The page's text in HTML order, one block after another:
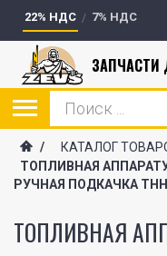
22% НДС 7% НДС
ЗАПЧАСТИ
/ КАТАЛОГ
ТОПЛИВНАЯ
РУЧНАЯ ПОДКАЧКА
ТОПЛИВНАЯ